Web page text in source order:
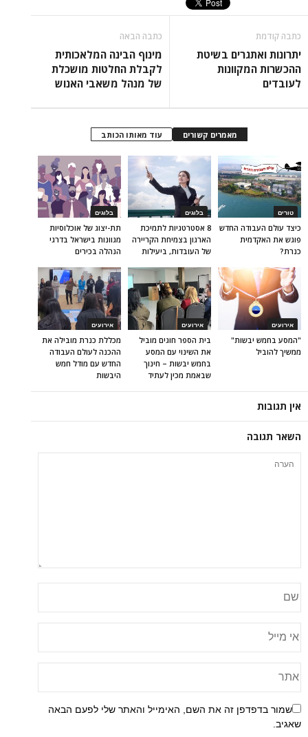
כתבה קודמת
יתרונות ואתגרים בשיטת
ההכשרות המקוונות
לעובדים
כתבה הבאה
מינוף הבינה המלאכותית
לקבלת החלטות מושכלת
של מנהל משאבי האנוש
מאמרים קשורים עוד מאותו הכותב
בלוגים
תת-יצוג של אוכלוסיות
מגוונות בישראל בדרגי
הנהלה בכירים
בלוגים
8 אסטרטגיות לתמיכת
הארגון בצמיחת הקריירה
של העובדות, ביעילות
טורים
כיצד עולם העבודה החדש
פוגש את האקדמית
כנרת?
אירועים
מכללת כנרת מובילה את
ההכנה לעולם העבודה
החדש עם מודל חמש
היבשות
אירועים
בית הספר חוגים מוביל
את השינוי עם המסע
בחמש יבשות – חינוך
שבאמת מכין לעתיד
אירועים
"המסע בחמש יבשות"
ממשיך להוביל
אין תגובות
השאר תגובה
שמור בדפדפן זה את השם, האימייל והאתר שלי לפעם הבאה
שאגיב.